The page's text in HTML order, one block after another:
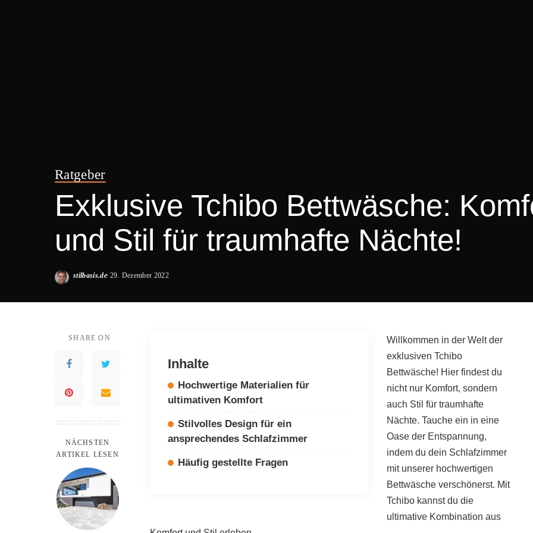
Ratgeber
Exklusive Tchibo Bettwäsche:
und Stil für traumhafte Nächte!
Posted
stilbasis.de 29. Dezember 2022
SHARE ON
NÄCHSTEN
ARTIKEL LESEN
Inhalte
Hochwertige Materialien für
ultimativen Komfort
Stilvolles Design für ein
ansprechendes Schlafzimmer
Häufig gestellte Fragen
Willkommen in der Welt der
exklusiven Tchibo
Bettwäsche! Hier findest du
nicht nur Komfort, sondern
auch Stil für traumhafte
Nächte. Tauche ein in eine
Oase der Entspannung,
indem du dein Schlafzimmer
mit unserer hochwertigen
Bettwäsche verschönerst. Mit
Tchibo kannst du die
ultimative Kombination aus